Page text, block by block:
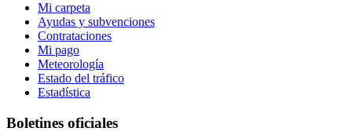
Mi carpeta
Ayudas y subvenciones
Contrataciones
Mi pago
Meteorología
Estado del tráfico
Estadística
Boletines oficiales